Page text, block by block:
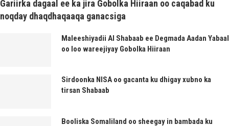
Gariirka dagaal ee ka jira Gobolka Hiiraan oo caqabad ku
noqday dhaqdhaqaaqa ganacsiga
Maleeshiyadii Al Shabaab ee Degmada Aadan Yabaal
oo loo wareejiyay Gobolka Hiiraan
Sirdoonka NISA oo gacanta ku dhigay xubno ka
tirsan Shabaab
Booliska Somaliland oo sheegay in bambada ku